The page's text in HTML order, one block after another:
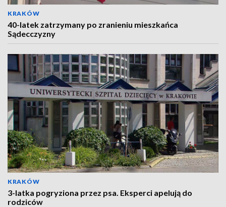
KRAKÓW
40-latek zatrzymany po zranieniu mieszkańca
Sądecczyzny
KRAKÓW
3-latka pogryziona przez psa. Eksperci apelują do
rodziców